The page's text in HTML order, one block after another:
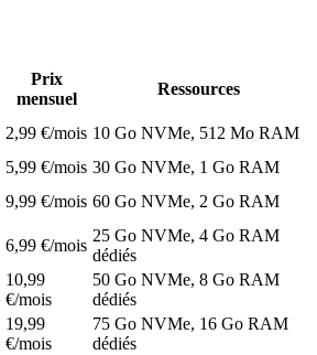
Prix
mensuel
Ressources
2,99 €/mois 10 Go NVMe, 512 Mo RAM
5,99 €/mois 30 Go NVMe, 1 Go RAM
9,99 €/mois 60 Go NVMe, 2 Go RAM
6,99 €/mois
25 Go NVMe, 4 Go RAM
dédiés
10,99
€/mois
50 Go NVMe, 8 Go RAM
dédiés
19,99
€/mois
75 Go NVMe, 16 Go RAM
dédiés